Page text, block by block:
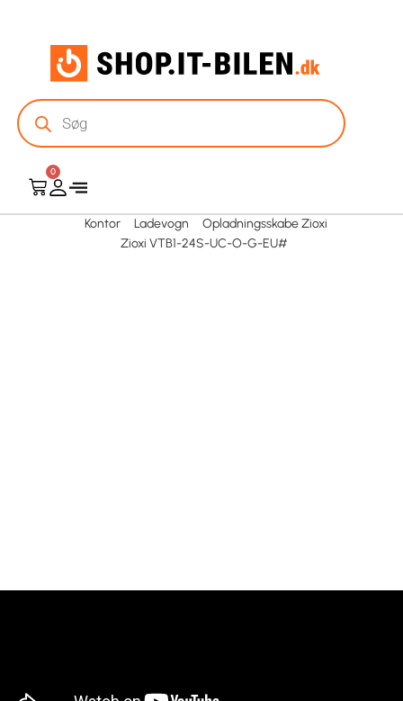
0
Kontor Ladevogn
Opladningsskabe Zioxi
Zioxi VTB1-24S-UC-O-G-EU#